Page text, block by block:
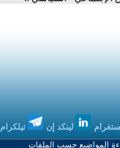
لينكد إن تيلكرام